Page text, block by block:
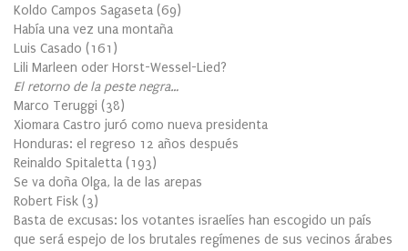
Koldo Campos Sagaseta (69)
Había una vez una montaña
Luis Casado (161 )
Lili Marleen oder Horst-Wessel-Lied?
El retorno de la peste negra…
Marco Teruggi (38)
Xiomara Castro juró como nueva presidenta
Honduras: el regreso 12 años después
Reinaldo Spitaletta (193)
Se va doña Olga, la de las arepas
Robert Fisk (3)
Basta de excusas: los votantes israelíes han escogido un país
que será espejo de los brutales regímenes de sus vecinos árabes